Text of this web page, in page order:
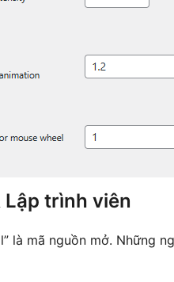
trình viên
là mã nguồn mở. Những